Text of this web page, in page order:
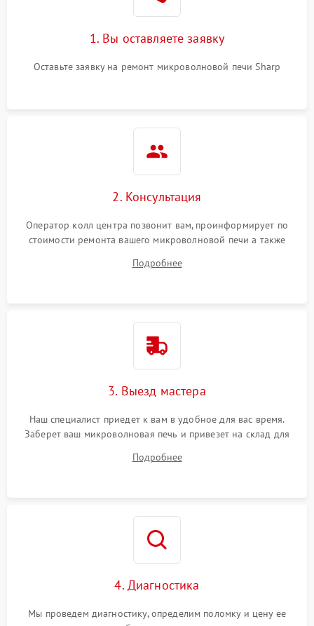
2200 ₽
Не работают сенсорные
1000 ₽
1. Вы оставляете заявку
Оставьте заявку на ремонт микроволновой печи Sharp
2. Консультация
Оператор колл центра позвонит вам, проинформирует по
стоимости ремонта вашего микроволновой печи а также
Подробнее
3. Выезд мастера
Наш специалист приедет к вам в удобное для вас время.
Заберет ваш микроволновая печь и привезет на склад для
Подробнее
4. Диагностика
Мы проведем диагностику, определим поломку и цену ее